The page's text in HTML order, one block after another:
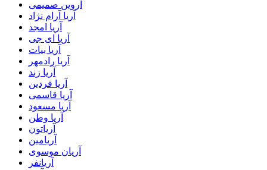
آروین صمیمی
آریا آرام نژاد
آریا امجد
آریا ای جی
آریا بیات
آریا رادمهر
آریا زند
آریا فردین
آریا قاسمی
آریا مسعود
آریا وطن
آریاتون
آریامین
آریان موسوی
آریانفر